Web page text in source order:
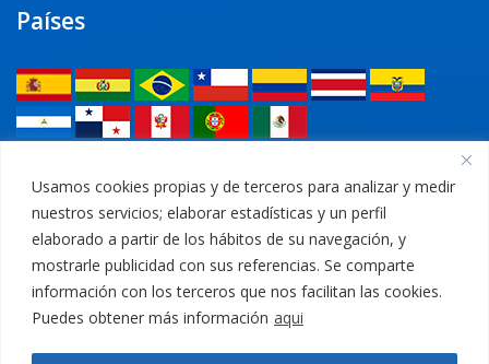
Usamos cookies propias y de terceros para analizar y medir
nuestros servicios; elaborar estadísticas y un perfil
elaborado a partir de los hábitos de su navegación, y
mostrarle publicidad con sus referencias. Se comparte
información con los terceros que nos facilitan las cookies.
Puedes obtener más información aqui
Países
Legal
Política de privacidad
Aviso Legal